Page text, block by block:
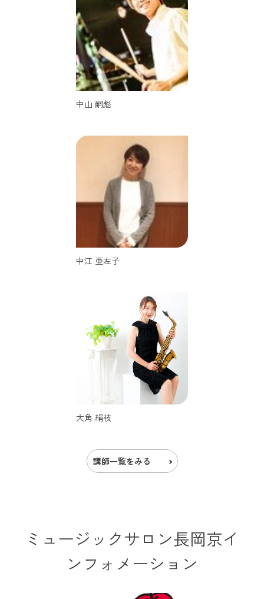
中山 嗣彪
中江 亜左子
大角 絹枝
講師一覧をみる
ミュージックサロン長岡京イ
ンフォメーション